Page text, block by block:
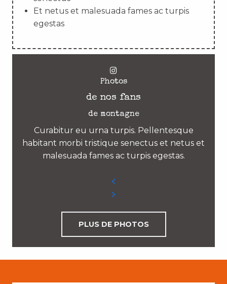
Et netus et malesuada fames ac turpis
egestas
Photos
de nos fans
de montagne
Curabitur eu urna turpis. Pellentesque
habitant morbi tristique senectus et netus et
malesuada fames ac turpis egestas.
PLUS DE PHOTOS